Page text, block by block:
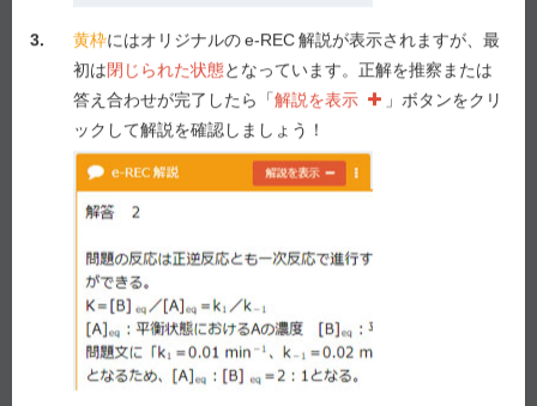
3. 黄枠にはオリジナルのe-REC解説が表示されますが、最
初は閉じられた状態となっています。正解を推察または
答え合わせが完了したら「解説を表示
」ボタンをクリ
ックして解説を確認しましょう！
Previous Next
e-REC解説
Myメモ -1/ 1,000